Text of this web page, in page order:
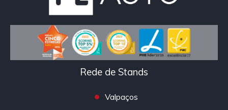
Rede de Stands
Valpaços